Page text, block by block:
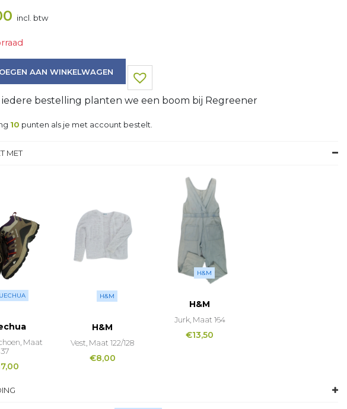
incl. btw
AAN WINKELWAGEN
iedere bestelling planten we een boom bij Regreener
10 punten als je met account bestelt.
MET
Maat
37
H&M
H&M
Vest, Maat 122/128
€8,00
H&M
H&M
Jurk, Maat 164
€13,50